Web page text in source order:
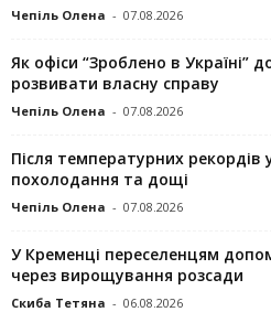
Чепіль Олена - 07.08.2026
Як офіси “Зроблено в Україні”
розвивати власну справу
Чепіль Олена - 07.08.2026
Після температурних рекордів
похолодання та дощі
Чепіль Олена - 07.08.2026
У Кременці переселенцям
через вирощування розсади
Скиба Тетяна - 06.08.2026